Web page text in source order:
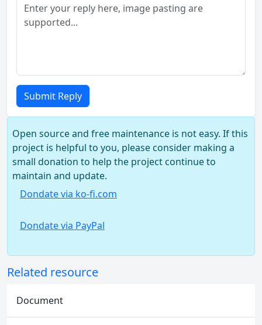
Submit Reply
Open source and free maintenance is not easy. If this
project is helpful to you, please consider making a
small donation to help the project continue to
maintain and update.
Dondate via ko-fi.com
Dondate via PayPal
Related resource
Document